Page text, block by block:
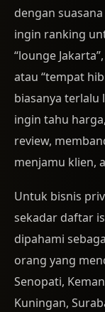
dengan
ingin ranking
“lounge
atau “tempat
biasanya terlalu
ingin tahu
review,
menjamu klien,
Untuk bisnis
sekadar daftar
dipahami
orang yang
Senopati,
Kuningan,